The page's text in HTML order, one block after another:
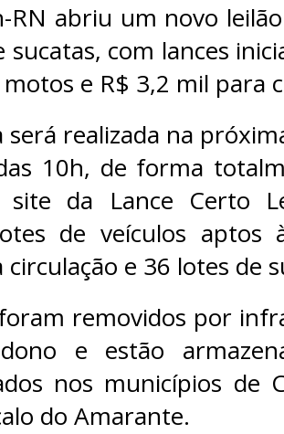
RN abriu um novo
sucatas, com lances
e R$ 3,2 mil para
será realizada na
10h, de forma
site da Lance Certo
de veículos aptos
e 36 lotes de
removidos por
e estão
nos municípios de
do Amarante.